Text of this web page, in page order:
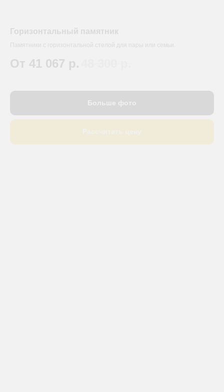
Горизонтальный памятник
Памятники с горизонтальной стелой для пары или семьи.
От 41 067 р.
Больше фото
Рассчитать цену